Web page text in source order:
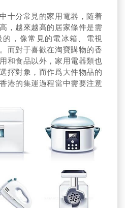
十分常見的家用電器，随着
，越來越高的居家條件是需
，像常見的電冰箱、電視
而對于喜歡在淘寶購物的香
和食品以外，家用電器類也
擇對象，而作爲大件物品的
港的集運過程當中需要注意